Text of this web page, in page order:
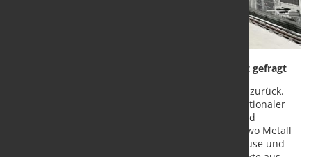
180 Jahre Expertise – KASTO-Technologie weltweit gefragt
KASTO blickt auf über 180 Jahre Ingenieurtradition zurück.
Aus dem einstigen Sägepionier hat sich ein internationaler
Markt- und Technologieführer für Sägen, Lager- und
Materialhandlingsysteme entwickelt. Überall dort, wo Metall
gesägt, gelagert und bewegt wird, ist KASTO zu Hause und